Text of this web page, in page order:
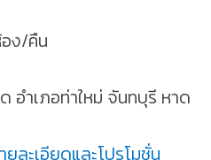
ง/คืน
ำเภอท่าใหม่ จันทบุรี หาด
ละเอียดและโปรโมชั่น